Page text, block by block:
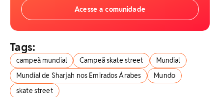
Acesse a comunidade
Tags:
campeã mundial Campeã skate street
Mundial
Mundial de Sharjah nos Emirados Árabes
Mundo
skate street